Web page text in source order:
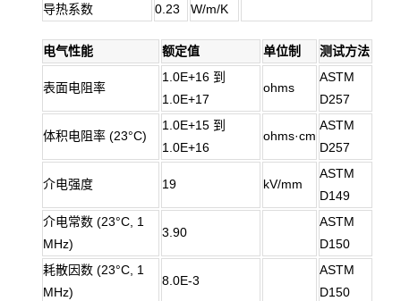
导热系数
0.23 W/m/K
电气性能 额定值 单位制 测试方法
表面电阻率
1.0E+16 到
1.0E+17
ohms
ASTM
D257
体积电阻率 (23°C)
1.0E+15 到
1.0E+16
ohms·cm
ASTM
D257
介电强度 19 kV/mm
ASTM
D149
介电常数 (23°C, 1
MHz)
3.90
ASTM
D150
耗散因数 (23°C, 1
MHz)
8.0E-3
ASTM
D150